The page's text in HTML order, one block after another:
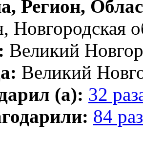
Регион,
Новгородская
Великий
Великий
(а): 32
84